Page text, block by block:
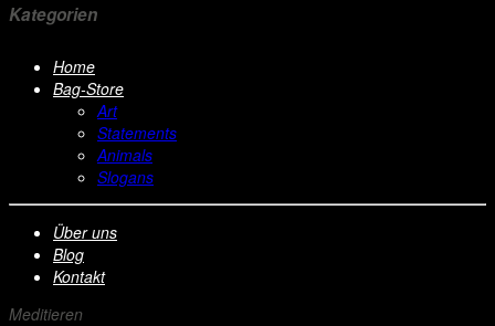
Kategorien
Home
Bag-Store
Art
Statements
Animals
Slogans
Über uns
Blog
Kontakt
Meditieren